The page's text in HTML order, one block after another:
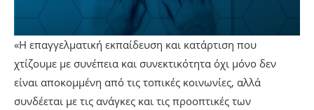
«Η επαγγελματική εκπαίδευση και κατάρτιση που
χτίζουμε με συνέπεια και συνεκτικότητα όχι μόνο δεν
είναι αποκομμένη από τις τοπικές κοινωνίες, αλλά
συνδέεται με τις ανάγκες και τις προοπτικές των